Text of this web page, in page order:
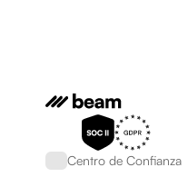
Centro de Confianza